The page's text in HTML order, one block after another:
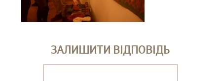
ЗАЛИШИТИ ВІДПОВІДЬ